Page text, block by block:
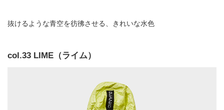
抜けるような青空を彷彿させる、きれいな水色
col.33 LIME（ライム）